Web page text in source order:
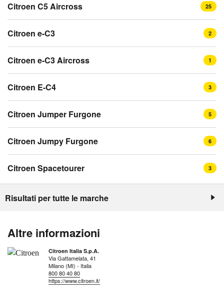
Citroen C5 Aircross 25
Citroen e-C3 2
Citroen e-C3 Aircross 1
Citroen E-C4 3
Citroen Jumper Furgone 5
Citroen Jumpy Furgone 6
Citroen Spacetourer 3
Risultati per tutte le marche
Altre informazioni
Citroen Italia S.p.A.
Via Gattamelata, 41
Milano (MI) - Italia
800 80 40 80
https://www.citroen.it/